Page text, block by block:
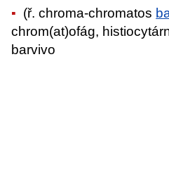
(ř. chroma-chromatos
chrom(at)ofág,
barvivo